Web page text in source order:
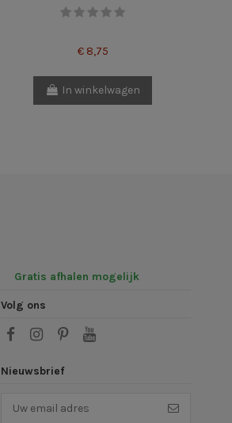
€ 8,75
In winkelwagen
Gratis afhalen mogelijk
Volg ons
Nieuwsbrief